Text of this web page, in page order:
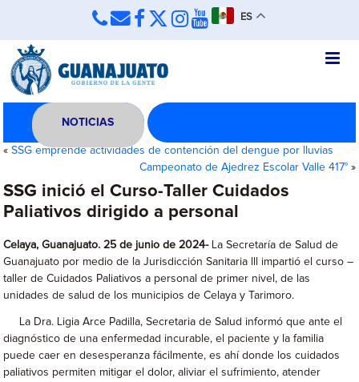
ES
NOTICIAS
«SSG emprende actividades de contención del dengue por lluvias
Campeonato de Ajedrez Escolar Valle 417°»
SSG inició el Curso-Taller Cuidados
Paliativos dirigido a personal
Celaya, Guanajuato. 25 de junio de 2024-La Secretaría de Salud de
Guanajuato por medio de la Jurisdicción Sanitaria lll impartió el curso –
taller de Cuidados Paliativos a personal de primer nivel, de las
unidades de salud de los municipios de Celaya y Tarimoro.
La Dra. Ligia Arce Padilla, Secretaria de Salud informó que ante el
diagnóstico de una enfermedad incurable, el paciente y la familia
puede caer en desesperanza fácilmente, es ahí donde los cuidados
paliativos permiten mitigar el dolor, aliviar el sufrimiento, atender